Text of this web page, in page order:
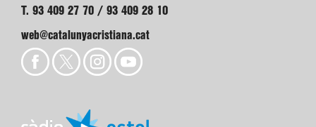
T. 93 409 27 70 / 93 409 28 10
web@catalunyacristiana.cat